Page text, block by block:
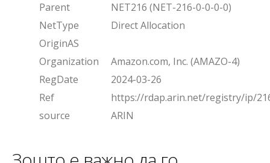
Parent
NET216 (NET-216-0-0-0-0)
NetType
Direct Allocation
OriginAS
Organization
Amazon.com, Inc. (AMAZO-4)
RegDate
2024-03-26
Ref
https://rdap.arin.net/registry/ip/
source
ARIN